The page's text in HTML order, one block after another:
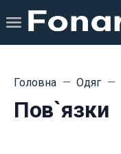
Головна Одяг
Пов`язки